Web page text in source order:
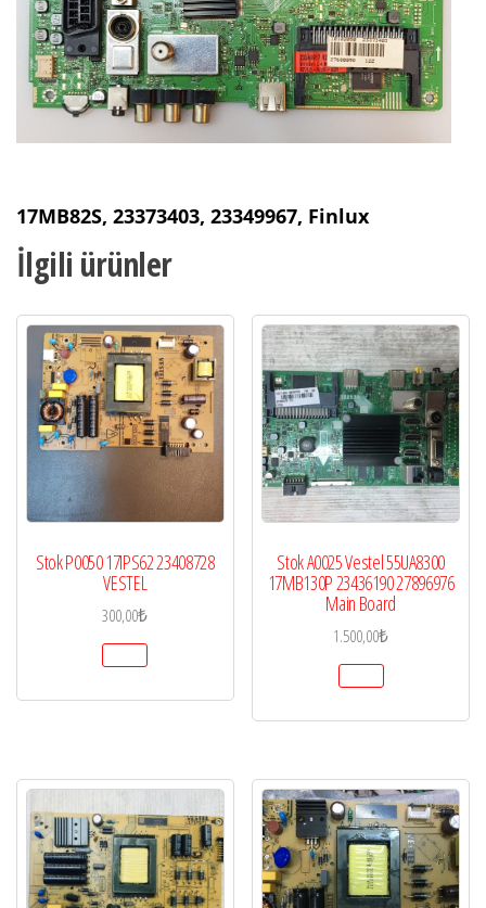
17MB82S, 23373403, 23349967, Finlux
İlgili ürünler
Stok P0050 17IPS62 23408728
VESTEL
300,00₺
Stok A0025 Vestel 55UA8300
17MB130P 23436190 27896976
Main Board
1.500,00₺